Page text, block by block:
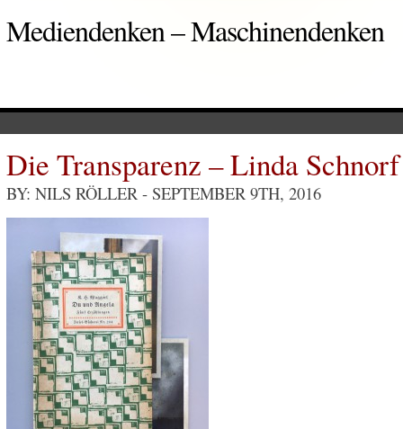
Mediendenken – Maschinendenken
Die Transparenz – Linda Schnorf
BY: NILS RÖLLER - SEPTEMBER 9TH, 2016